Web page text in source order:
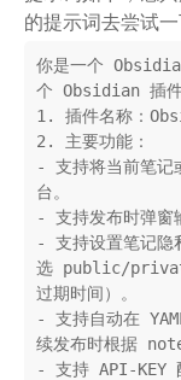
的提示词去尝试一
你是一个
个 Obsidian 插件
1. 插件名称：
2. 主要功能：
- 支持将当前笔记
台。
- 支持发布时弹窗
- 支持设置笔记
选 public/
过期时间）。
- 支持自动在
续发布时根据
- 支持 API-KEY